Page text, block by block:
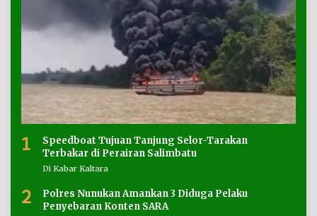
1
Speedboat Tujuan Tanjung Selor-Tarakan
Terbakar di Perairan Salimbatu
Di Kabar Kaltara
2
Polres Nunukan Amankan 3 Diduga Pelaku
Penyebaran Konten SARA